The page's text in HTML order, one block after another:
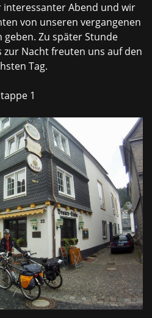
interessanter Abend und wir
von unseren vergangenen
geben. Zu später Stunde
Nacht freuten uns auf den
Tag.
1